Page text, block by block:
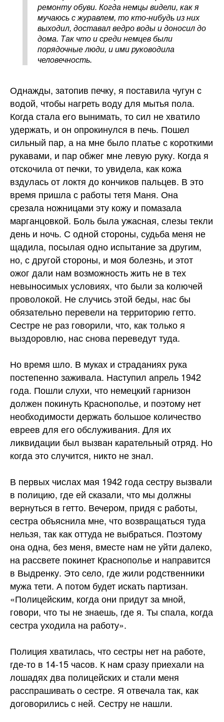
ремонту обуви. Когда немцы видели, как я
мучаюсь с журавлем, то кто-нибудь из них
выходил, доставал ведро воды и доносил до
дома. Так что и среди немцев были
порядочные люди, и ими руководила
человечность.
Однажды, затопив печку, я поставила чугун с
водой, чтобы нагреть воду для мытья пола.
Когда стала его вынимать, то сил не хватило
удержать, и он опрокинулся в печь. Пошел
сильный пар, а на мне было платье с короткими
рукавами, и пар обжег мне левую руку. Когда я
отскочила от печки, то увидела, как кожа
вздулась от локтя до кончиков пальцев. В это
время пришла с работы тетя Маня. Она
срезала ножницами эту кожу и помазала
марганцовкой. Боль была ужасная, слезы текли
день и ночь. С одной стороны, судьба меня не
щадила, посылая одно испытание за другим,
но, с другой стороны, и моя болезнь, и этот
ожог дали нам возможность жить не в тех
невыносимых условиях, что были за колючей
проволокой. Не случись этой беды, нас бы
обязательно перевели на территорию гетто.
Сестре не раз говорили, что, как только я
выздоровлю, нас снова переведут туда.
Но время шло. В муках и страданиях рука
постепенно заживала. Наступил апрель 1942
года. Пошли слухи, что немецкий гарнизон
должен покинуть Краснополье, и поэтому нет
необходимости держать большое количество
евреев для его обслуживания. Для их
ликвидации был вызван карательный отряд. Но
когда это случится, никто не знал.
В первых числах мая 1942 года сестру вызвали
в полицию, где ей сказали, что мы должны
вернуться в гетто. Вечером, придя с работы,
сестра объяснила мне, что возвращаться туда
нельзя, так как оттуда не выбраться. Поэтому
она одна, без меня, вместе нам не уйти далеко,
на рассвете покинет Краснополье и направится
в Выдренку. Это село, где жили родственники
мужа тети. А потом будет искать партизан.
«Полицейским, когда они придут за мной,
говори, что ты не знаешь, где я. Ты спала, когда
сестра уходила на работу».
Полиция хватилась, что сестры нет на работе,
где-то в 14-15 часов. К нам сразу приехали на
лошадях два полицейских и стали меня
расспрашивать о сестре. Я отвечала так, как
договорились с ней. Сестру не нашли.